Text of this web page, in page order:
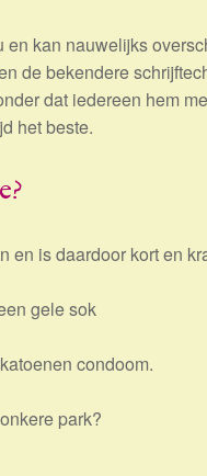
kan nauwelijks
de bekendere
dat iedereen hem
het beste.
en is daardoor kort en
gele sok
condoom.
park?